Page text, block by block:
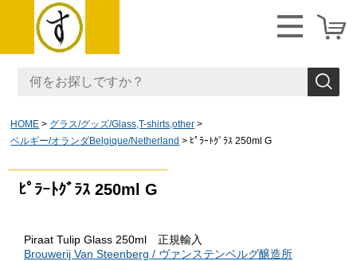
HOME
グラス/グッズ/Glass,T-shirts,other
ベルギー/オランダBelgique/Netherland
ﾋﾟﾗｰﾄｸﾞﾗｽ 250ml G
ﾋﾟﾗｰﾄｸﾞﾗｽ 250ml G
Piraat Tulip Glass 250ml 正規輸入
Brouwerij Van Steenberg / ヴァンステンベルグ醸造所